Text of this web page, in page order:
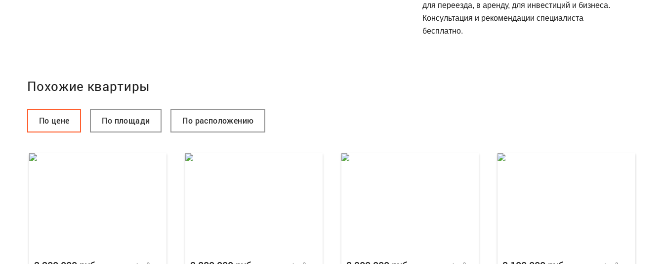
для переезда, в аренду, для инвестиций и бизнеса.
Консультация и рекомендации специалиста
бесплатно.
Похожие квартиры
По цене По площади По расположению